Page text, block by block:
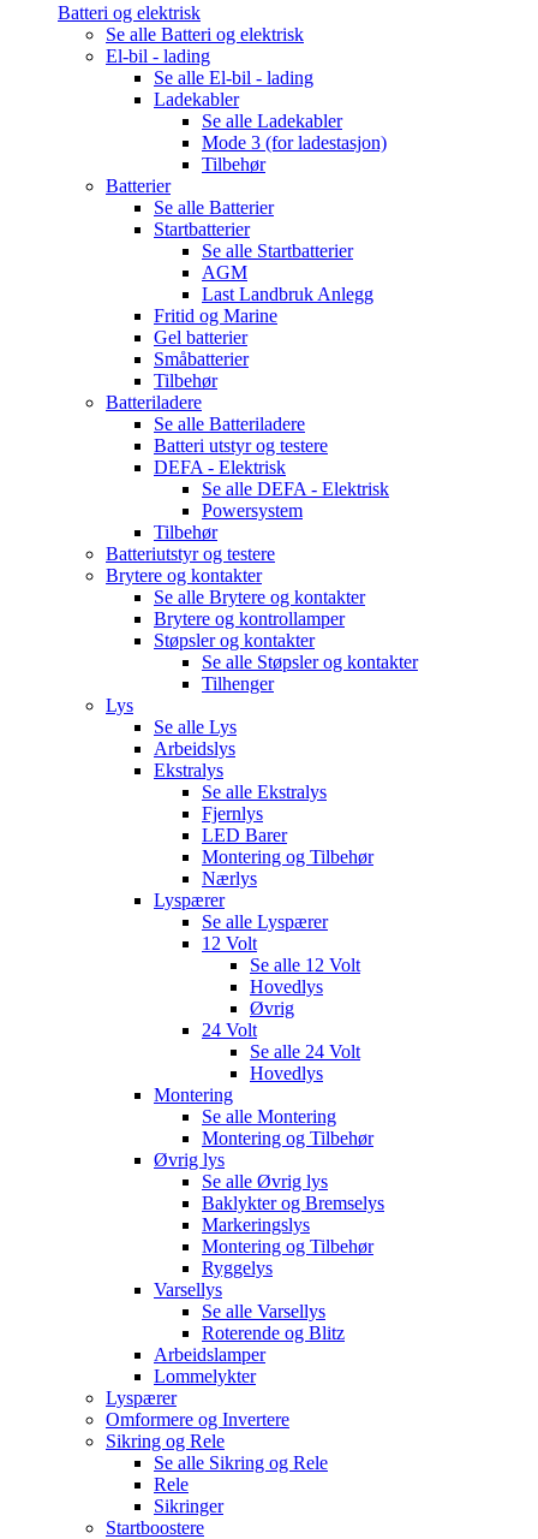
Batteri og elektrisk
Se alle Batteri og elektrisk
El-bil - lading
Se alle El-bil - lading
Ladekabler
Se alle Ladekabler
Mode 3 (for ladestasjon)
Tilbehør
Batterier
Se alle Batterier
Startbatterier
Se alle Startbatterier
AGM
Last Landbruk Anlegg
Fritid og Marine
Gel batterier
Småbatterier
Tilbehør
Batteriladere
Se alle Batteriladere
Batteri utstyr og testere
DEFA - Elektrisk
Se alle DEFA - Elektrisk
Powersystem
Tilbehør
Batteriutstyr og testere
Brytere og kontakter
Se alle Brytere og kontakter
Brytere og kontrollamper
Støpsler og kontakter
Se alle Støpsler og kontakter
Tilhenger
Lys
Se alle Lys
Arbeidslys
Ekstralys
Se alle Ekstralys
Fjernlys
LED Barer
Montering og Tilbehør
Nærlys
Lyspærer
Se alle Lyspærer
12 Volt
Se alle 12 Volt
Hovedlys
Øvrig
24 Volt
Se alle 24 Volt
Hovedlys
Montering
Se alle Montering
Montering og Tilbehør
Øvrig lys
Se alle Øvrig lys
Baklykter og Bremselys
Markeringslys
Montering og Tilbehør
Ryggelys
Varsellys
Se alle Varsellys
Roterende og Blitz
Arbeidslamper
Lommelykter
Lyspærer
Omformere og Invertere
Sikring og Rele
Se alle Sikring og Rele
Rele
Sikringer
Startboostere